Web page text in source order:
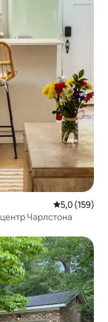
Середня
5,0 (159)
Чарлстона